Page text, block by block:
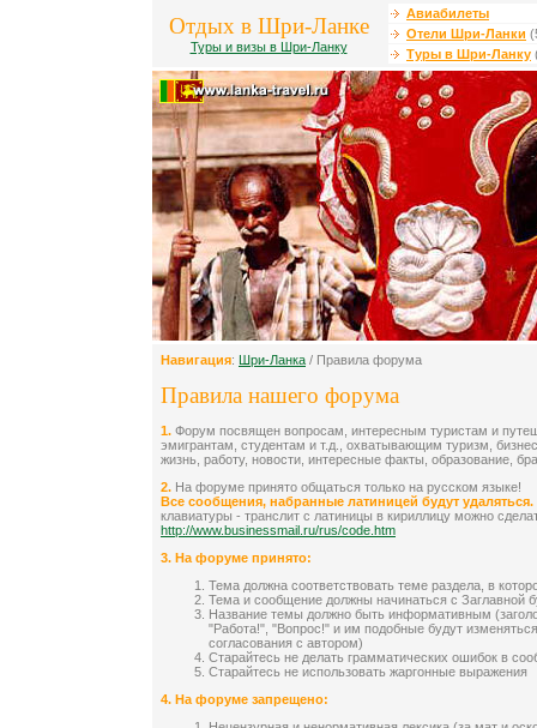
Отдых в Шри-Ланке
Туры и визы в Шри-Ланку
Авиабилеты
Отели Шри-Ланки
Туры в Шри-Ланку
Навигация: Шри-Ланка / Правила форума
Правила нашего форума
1. Форум посвящен вопросам, интересным туристам и
эмигрантам, студентам и т.д., охватывающим туризм,
жизнь, работу, новости, интересные факты, образование,
2. На форуме принято общаться только на русском языке!
Все сообщения, набранные латиницей будут удаляться.
клавиатуры - транслит с латиницы в кириллицу можно
http://www.businessmail.ru/rus/code.htm
3. На форуме принято:
Тема должна соответствовать теме раздела, в
Тема и сообщение должны начинаться с Заглавной
Название темы должно быть информативным
"Работа!", "Вопрос!" и им подобные будут
согласования с автором)
Старайтесь не делать грамматических ошибок в
Старайтесь не использовать жаргонные выражения
4. На форуме запрещено: